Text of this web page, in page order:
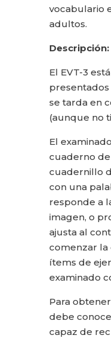
vocabulario
adultos.
Descripción:
El EVT-3
se tarda en
(aunque no
El
cuaderno
cuadernillo
con una
responde a
imagen, o
ajusta al
comenzar la
ítems de
examinado
Para
debe
capaz de